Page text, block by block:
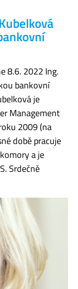
8.6. 2022 Ing.
bankovní
je
Management
2009 (na
době pracuje
a je
Srdečně